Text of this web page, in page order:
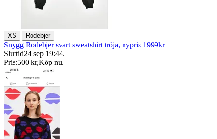
XS | Rodebjer
Snygg Rodebjer svart sweatshirt tröja, nypris 1999kr
Sluttid24 sep 19:44.
Pris:500 kr,Köp nu.